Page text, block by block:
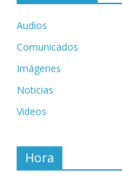
Audios
Comunicados
Imágenes
Noticias
Videos
Hora